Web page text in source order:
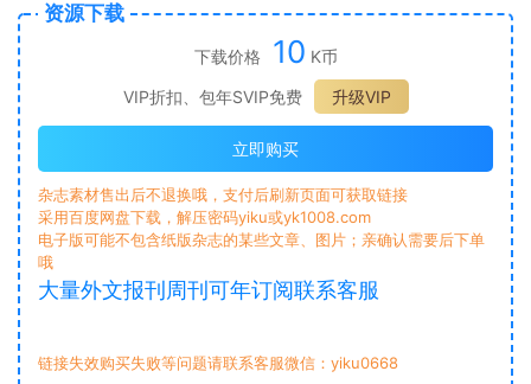
资源下载
下载价格 10 K币
VIP折扣、包年SVIP免费
升级VIP
立即购买
杂志素材售出后不退换哦，支付后刷新页面可获取链接
采用百度网盘下载，解压密码yiku或yk1008.com
电子版可能不包含纸版杂志的某些文章、图片；亲确认需要后下单
哦
大量外文报刊周刊可年订阅联系客服
链接失效购买失败等问题请联系客服微信：yiku0668